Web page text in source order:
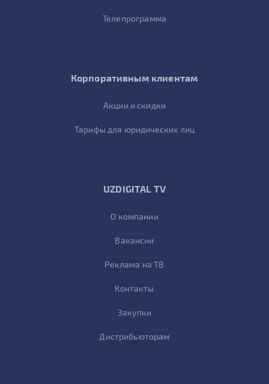
Телепрограмма
Корпоративным клиентам
Акции и скидки
Тарифы для юридических лиц
UZDIGITAL TV
О компании
Вакансии
Реклама на ТВ
Контакты
Закупки
Дистрибьюторам